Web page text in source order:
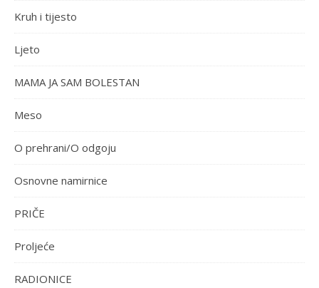
Kruh i tijesto
Ljeto
MAMA JA SAM BOLESTAN
Meso
O prehrani/O odgoju
Osnovne namirnice
PRIČE
Proljeće
RADIONICE